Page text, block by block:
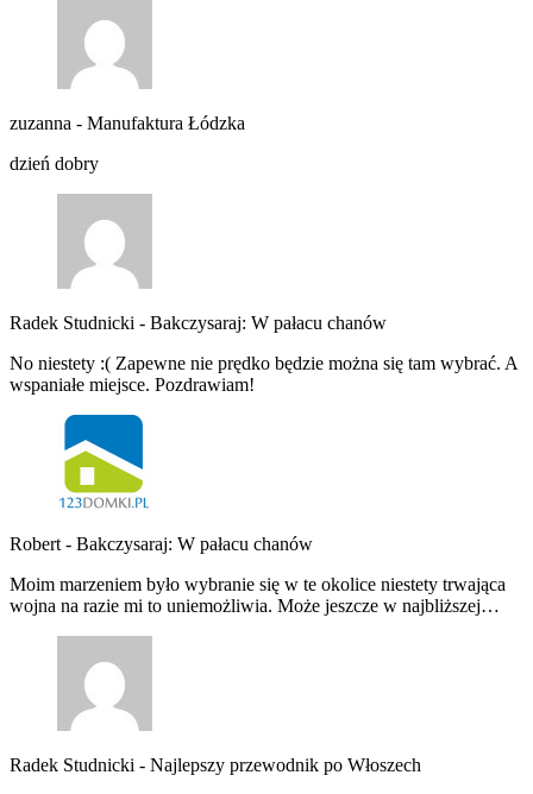
zuzanna - Manufaktura Łódzka
dzień dobry
Radek Studnicki - Bakczysaraj: W pałacu chanów
No niestety :( Zapewne nie prędko będzie można się tam wybrać. A
wspaniałe miejsce. Pozdrawiam!
Robert - Bakczysaraj: W pałacu chanów
Moim marzeniem było wybranie się w te okolice niestety trwająca
wojna na razie mi to uniemożliwia. Może jeszcze w najbliższej…
Radek Studnicki - Najlepszy przewodnik po Włoszech